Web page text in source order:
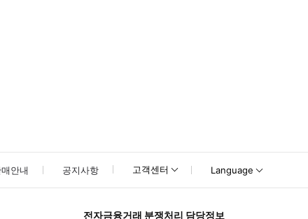
안내 공지사항 고객센터 Language
전자금융거래 분쟁처리 담당정보